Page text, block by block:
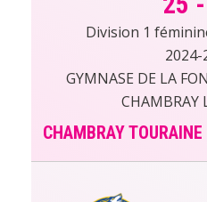
Division 1
2024-
GYMNASE DE LA
CHAMBRAY
CHAMBRAY